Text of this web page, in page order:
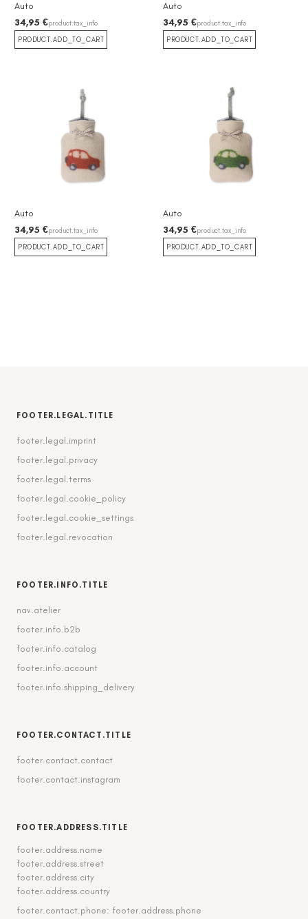
Auto
34,95 €product.tax_info
PRODUCT.ADD_TO_CART
Auto
34,95 €product.tax_info
PRODUCT.ADD_TO_CART
Auto
34,95 €product.tax_info
PRODUCT.ADD_TO_CART
Auto
34,95 €product.tax_info
PRODUCT.ADD_TO_CART
FOOTER.LEGAL.TITLE
footer.legal.imprint
footer.legal.privacy
footer.legal.terms
footer.legal.cookie_policy
footer.legal.cookie_settings
footer.legal.revocation
FOOTER.INFO.TITLE
nav.atelier
footer.info.b2b
footer.info.catalog
footer.info.account
footer.info.shipping_delivery
FOOTER.CONTACT.TITLE
footer.contact.contact
footer.contact.instagram
FOOTER.ADDRESS.TITLE
footer.address.name
footer.address.street
footer.address.city
footer.address.country
footer.contact.phone: footer.address.phone